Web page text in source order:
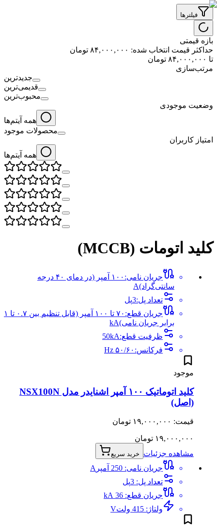
فیلترها
بازه قیمتی
حداکثر قیمت انتخاب شده: ۸۴,۰۰۰,۰۰۰ تومان
تا ۸۴,۰۰۰,۰۰۰ تومان
مرتب‌سازی
جدیدترین
قدیمی‌ترین
محبوب‌ترین
وضعیت موجودی
همه آیتم‌ها
محصولات موجود
امتیاز کاربران
همه آیتم‌ها
کلید اتومات (MCCB)
جریان نامی:
۱۰۰ آمپر (در دمای ۴۰ درجه
سانتی‌گراد)A
تعداد پل:
3پل
جریان قطع:
۷۰ تا ۱۰۰ آمپر (قابل تنظیم بین ۰.۷ تا ۱
برابر جریان نامی)kA
ظرفیت قطع:
50kA
فرکانس: ۵۰/۶۰ Hz
موجود
کلید اتوماتیک ۱۰۰ آمپر اشنایدر مدل NSX100N
(اصل)
قیمت: ۱۹,۰۰۰,۰۰۰ تومان
۱۹,۰۰۰,۰۰۰ تومان
مشاهده جزئیات
خرید سریع
جریان نامی:
A
تعداد پل:
پل
جریان قطع:
kA
ولتاژ :
V